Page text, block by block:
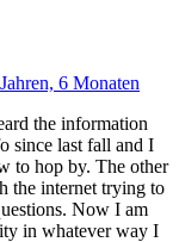
6 Monaten
the information
since last fall and I
to hop by. The other
the internet trying to
Now I am
in whatever way I